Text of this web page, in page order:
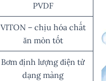
PVDF
VITON – chịu hóa chất
ăn mòn tốt
Bơm định lượng điện tử
dạng màng